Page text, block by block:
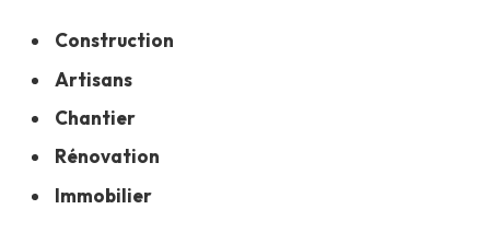
Construction
Artisans
Chantier
Rénovation
Immobilier